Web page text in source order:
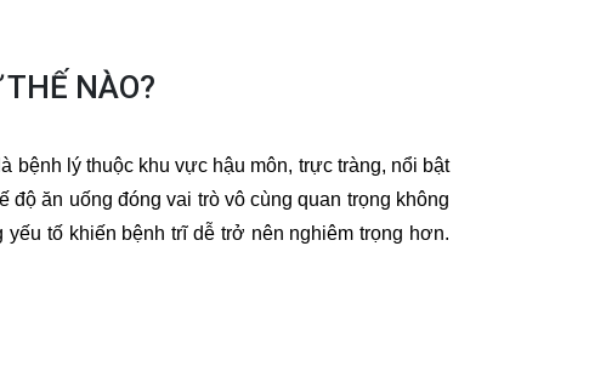
NÀO?
bệnh lý thuộc khu vực hậu môn, trực tràng, nổi bật
ăn uống đóng vai trò vô cùng quan trọng không
tố khiến bệnh trĩ dễ trở nên nghiêm trọng hơn.